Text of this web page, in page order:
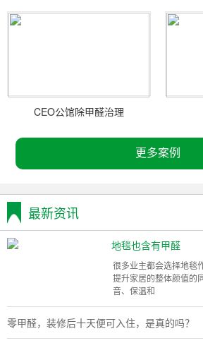
CEO公馆除甲醛治理
更多案例
最新资讯
地毯也含有甲醛
很多业主都会选择地毯
提升家居的整体颜值的
音、保温和
零甲醛，装修后十天便可入住，是真的吗？